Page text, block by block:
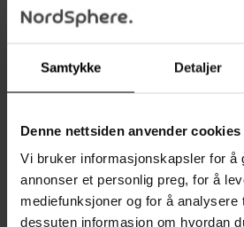
Samtykke Detaljer
Denne nettsiden anvender cookies
Vi bruker informasjonskapsler for å
annonser et personlig preg, for å
mediefunksjoner og for å
dessuten informasjon om hvordan
TILLEGGSINFORMASJON
Smykkeskrin Organisator
Hold orden på favorittsmykkene dine.
innredning og et glasslokk som gjør
Den stilrene rosa designen passer
garderobe.
ROMSLIG – med 20 ulike rom og